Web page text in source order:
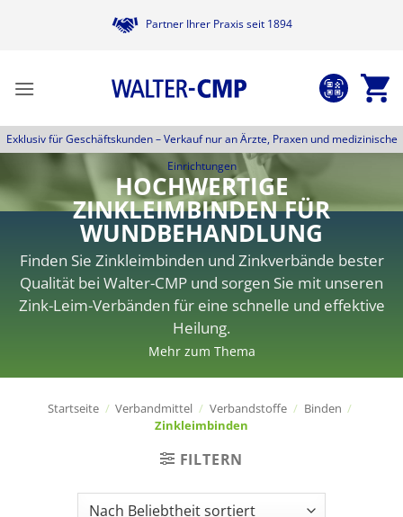
Partner Ihrer Praxis seit 1894
Exklusiv für Geschäftskunden –Verkauf nur an Ärzte, Praxen und medizinische
Einrichtungen
HOCHWERTIGE
ZINKLEIMBINDEN FÜR
WUNDBEHANDLUNG
Finden Sie Zinkleimbinden und Zinkverbände bester
Qualität bei Walter-CMP und sorgen Sie mit unseren
Zink-Leim-Verbänden für eine schnelle und effektive
Heilung.
Mehr zum Thema
Startseite / Verbandmittel / Verbandstoffe / Binden /
Zinkleimbinden
FILTERN